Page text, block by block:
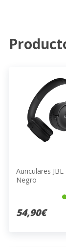
Auriculares
Negro
54,90€